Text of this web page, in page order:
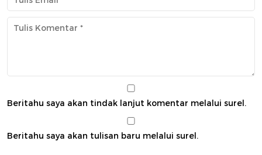
Beritahu saya akan tindak lanjut komentar melalui surel.
Beritahu saya akan tulisan baru melalui surel.